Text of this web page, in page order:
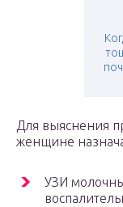
Для выяснения
женщине
УЗИ